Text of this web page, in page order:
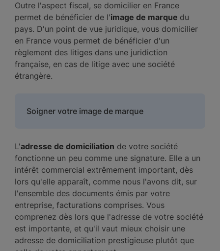
Outre l'aspect fiscal, se domicilier en France
permet de bénéficier de l'image de marque du
pays. D'un point de vue juridique, vous domicilier
en France vous permet de bénéficier d'un
règlement des litiges dans une juridiction
française, en cas de litige avec une société
étrangère.
Soigner votre image de marque
L'adresse de domiciliation de votre société
fonctionne un peu comme une signature. Elle a un
intérêt commercial extrêmement important, dès
lors qu'elle apparaît, comme nous l'avons dit, sur
l'ensemble des documents émis par votre
entreprise, facturations comprises. Vous
comprenez dès lors que l'adresse de votre société
est importante, et qu'il vaut mieux choisir une
adresse de domiciliation prestigieuse plutôt que